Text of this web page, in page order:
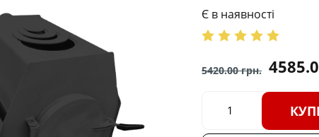
Є в наявності
5420.00грн.